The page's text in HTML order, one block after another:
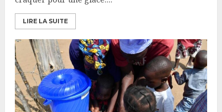
LIRE LA SUITE